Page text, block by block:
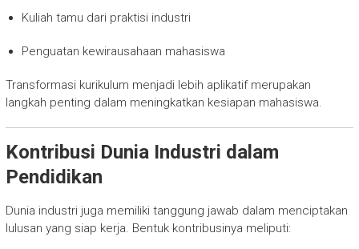
Kuliah tamu dari praktisi industri
Penguatan kewirausahaan mahasiswa
Transformasi kurikulum menjadi lebih aplikatif merupakan
langkah penting dalam meningkatkan kesiapan mahasiswa.
Kontribusi Dunia Industri dalam
Pendidikan
Dunia industri juga memiliki tanggung jawab dalam menciptakan
lulusan yang siap kerja. Bentuk kontribusinya meliputi: